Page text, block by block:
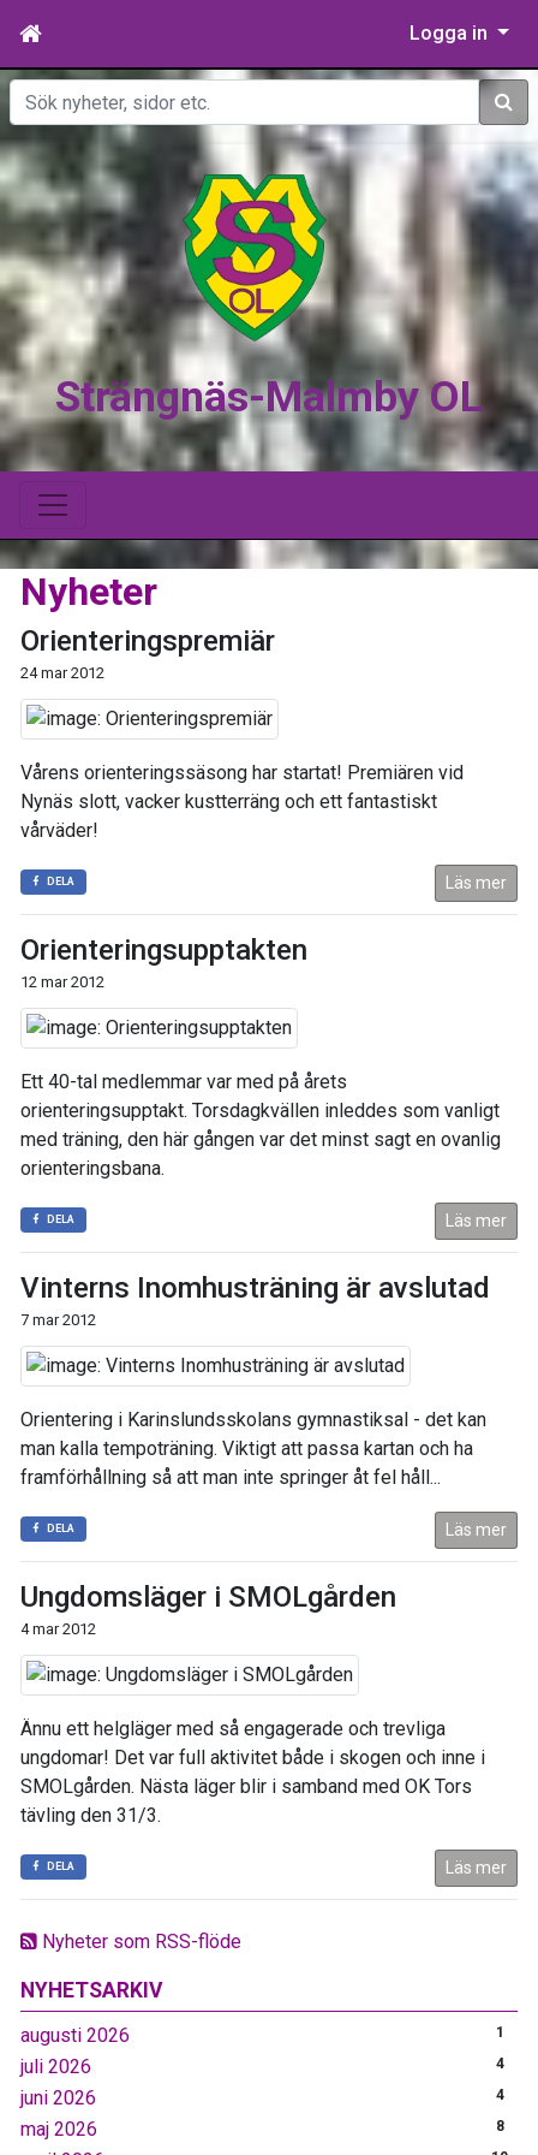
Logga in
Sök
Strängnäs-Malmby OL
Nyheter som RSS-flöde
NYHETSARKIV
augusti 2026 1
juli 2026 4
juni 2026 4
maj 2026 8
Nyheter
Orienteringspremiär
24 mar 2012
Vårens orienteringssäsong har startat! Premiären vid
Nynäs slott, vacker kustterräng och ett fantastiskt
vårväder!
DELA Läs mer
Orienteringsupptakten
12 mar 2012
Ett 40-tal medlemmar var med på årets
orienteringsupptakt. Torsdagkvällen inleddes som vanligt
med träning, den här gången var det minst sagt en ovanlig
orienteringsbana.
DELA Läs mer
Vinterns Inomhusträning är avslutad
7 mar 2012
Orientering i Karinslundsskolans gymnastiksal - det kan
man kalla tempoträning. Viktigt att passa kartan och ha
framförhållning så att man inte springer åt fel håll...
DELA Läs mer
Ungdomsläger i SMOLgården
4 mar 2012
Ännu ett helgläger med så engagerade och trevliga
ungdomar! Det var full aktivitet både i skogen och inne i
SMOLgården. Nästa läger blir i samband med OK Tors
tävling den 31/3.
DELA Läs mer